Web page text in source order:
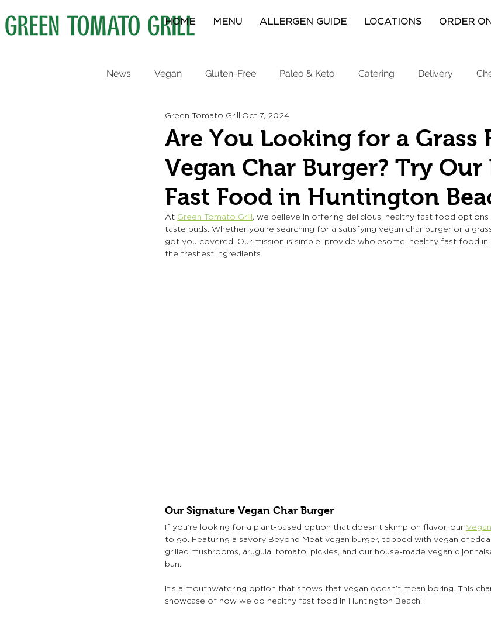
HOME MENU ALLERGEN GUIDE LOCATIONS ORDER
News Vegan Gluten-Free Paleo & Keto Catering Delivery
Protein Bowls Breakfast
Are You Looking for a Grass
Vegan Char Burger? Try
Fast Food in Huntington
Green Tomato Grill Oct 7, 2024
At Green Tomato Grill , we believe in offering delicious, healthy fast food
taste buds. Whether you're searching for a satisfying vegan char burger or a
got you covered. Our mission is simple: provide wholesome, healthy fast food in
the freshest ingredients.
Our Signature Vegan Char Burger
If you’re looking for a plant-based option that doesn’t skimp on flavor, our
to go. Featuring a savory Beyond Meat vegan burger, topped with vegan
grilled mushrooms, arugula, tomato, pickles, and our house-made vegan
bun.
It’s a mouthwatering option that shows that vegan doesn’t mean boring. This
showcase of how we do healthy fast food in Huntington Beach!